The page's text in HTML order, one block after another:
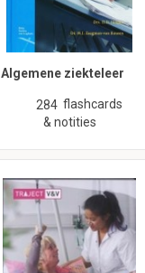
Algemene ziekteleer
284 flashcards
& notities